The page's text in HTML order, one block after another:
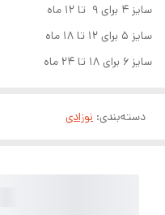
سایز ۴ برای ۹ تا ۱۲ ماه
سایز ۵ برای ۱۲ تا ۱۸ ماه
سایز ۶ برای ۱۸ تا ۲۴ ماه
دسته‌بندی: نوزادی